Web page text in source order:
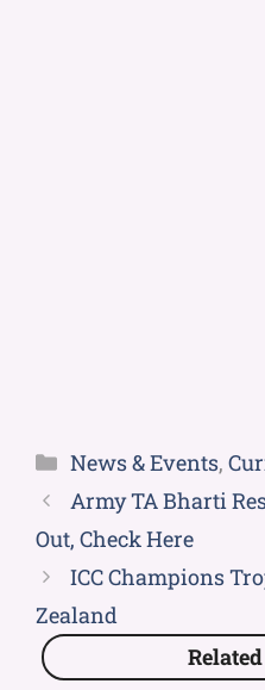
News & Events,
Army TA Bharti
Out, Check Here
ICC Champions
Zealand